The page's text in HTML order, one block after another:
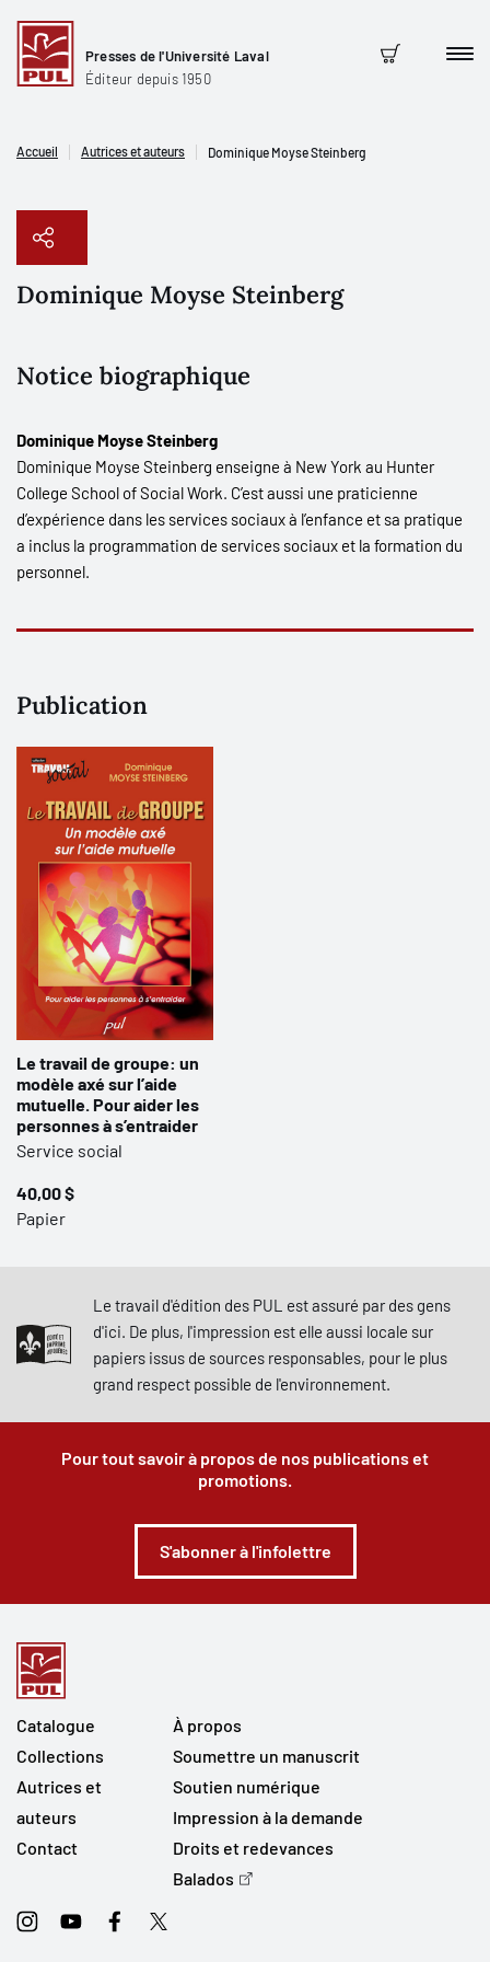
Presses de l'Université Laval
Éditeur depuis 1950
Panier
Accueil Autrices et auteurs Dominique Moyse Steinberg
Dominique Moyse Steinberg
Notice biographique
Dominique Moyse Steinberg
Dominique Moyse Steinberg enseigne à New York au Hunter
College School of Social Work. C’est aussi une praticienne
d’expérience dans les services sociaux à l’enfance et sa pratique
a inclus la programmation de services sociaux et la formation du
personnel.
Publication
Le travail de groupe: un
modèle axé sur l’aide
mutuelle. Pour aider les
personnes à s’entraider
Service social
40,00 $
Papier
Le travail d'édition des PUL est assuré par des gens
d'ici. De plus, l'impression est elle aussi locale sur
papiers issus de sources responsables, pour le plus
grand respect possible de l'environnement.
Pour tout savoir à propos de nos publications et
promotions.
S'abonner à l'infolettre
Catalogue
Collections
Autrices et
auteurs
Contact
À propos
Soumettre un manuscrit
Soutien numérique
Impression à la demande
Droits et redevances
Balados
InstagramYoutubeFacebookTwitter